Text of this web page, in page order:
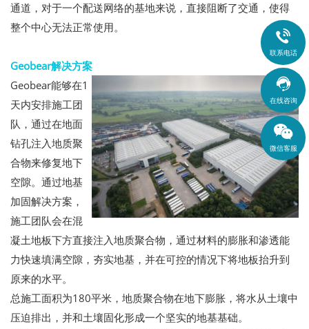
通道，对于一个配送网络的基地来说，直接阻断了交通，使得
整个中心无法正常使用。
Geobear解决方案
Geobear能够在1
天内安排施工团
队，通过在地面
钻孔注入地质聚
合物来修复地下
空隙。通过地基
加固解决方案，
施工团队会在混
凝土地板下方直接注入地质聚合物，通过材料的膨胀和渗透能
力快速填满空隙，夯实地基，并在可控的情况下将地板抬升到
原来的水平。
总施工面积为180平米，地质聚合物在地下膨胀，将水从土壤中
压迫排出，并和土壤固化形成一个坚实的地基基础。

联系电话

在线咨询
微信客服